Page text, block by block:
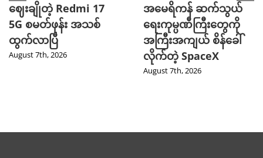
ဈေးချိုတဲ့ Redmi 17
5G စမတ်ဖုန်း အသစ်
ထွက်လာပြီ
August 7th, 2026
အမေရိကန် ဆက်သွယ်
ရေးကုမ္ပဏီကြီးတွေကို
အကြီးအကျယ် စိန်ခေါ်
လိုက်တဲ့ SpaceX
August 7th, 2026